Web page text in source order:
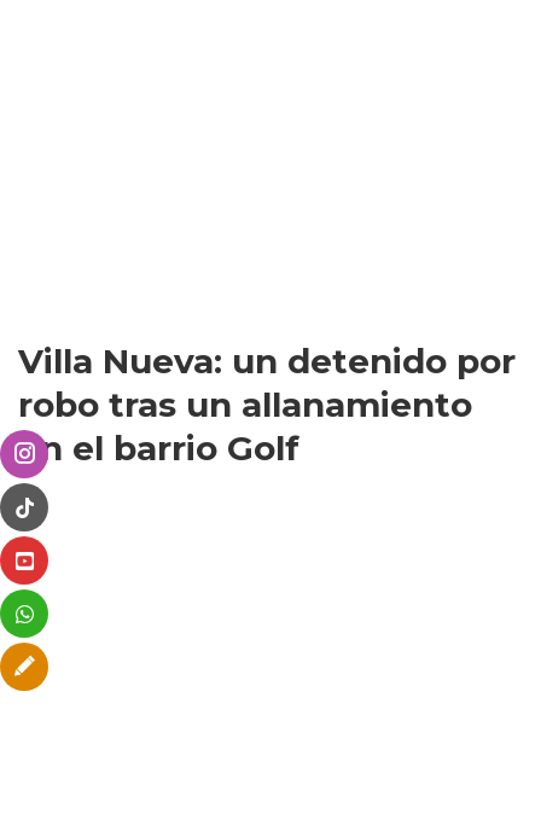
Villa Nueva: un detenido por
robo tras un allanamiento
en el barrio Golf